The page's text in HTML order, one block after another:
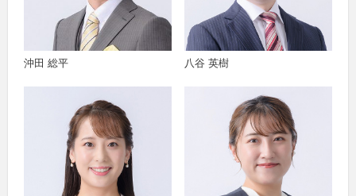
沖田 総平 八谷 英樹